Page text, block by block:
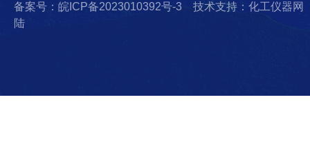
备案号：皖ICP备2023010392号-3
技术支持：化工仪器网
陆